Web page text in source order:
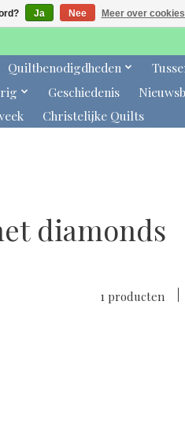
Quiltbenodigdheden
Geschiedenis
Christelijke Quilts
diamonds
1 producten
Ja Nee Meer over